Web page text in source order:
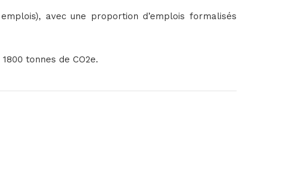
avec une proportion d’emplois formalisés
tonnes de CO2e.